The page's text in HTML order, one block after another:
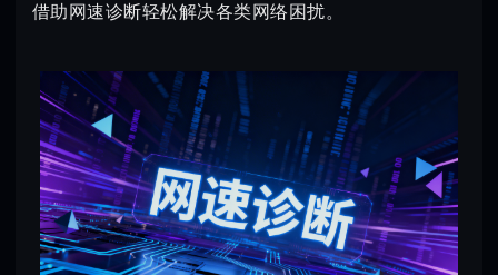
借助网速诊断轻松解决各类网络困扰。